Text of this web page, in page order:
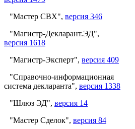
"Мастер СВХ", версия 346
"Магистр-Декларант.ЭД",
версия 1618
"Магистр-Эксперт", версия 409
"Справочно-информационная
система декларанта", версия 1338
"Шлюз ЭД", версия 14
"Мастер Сделок", версия 84